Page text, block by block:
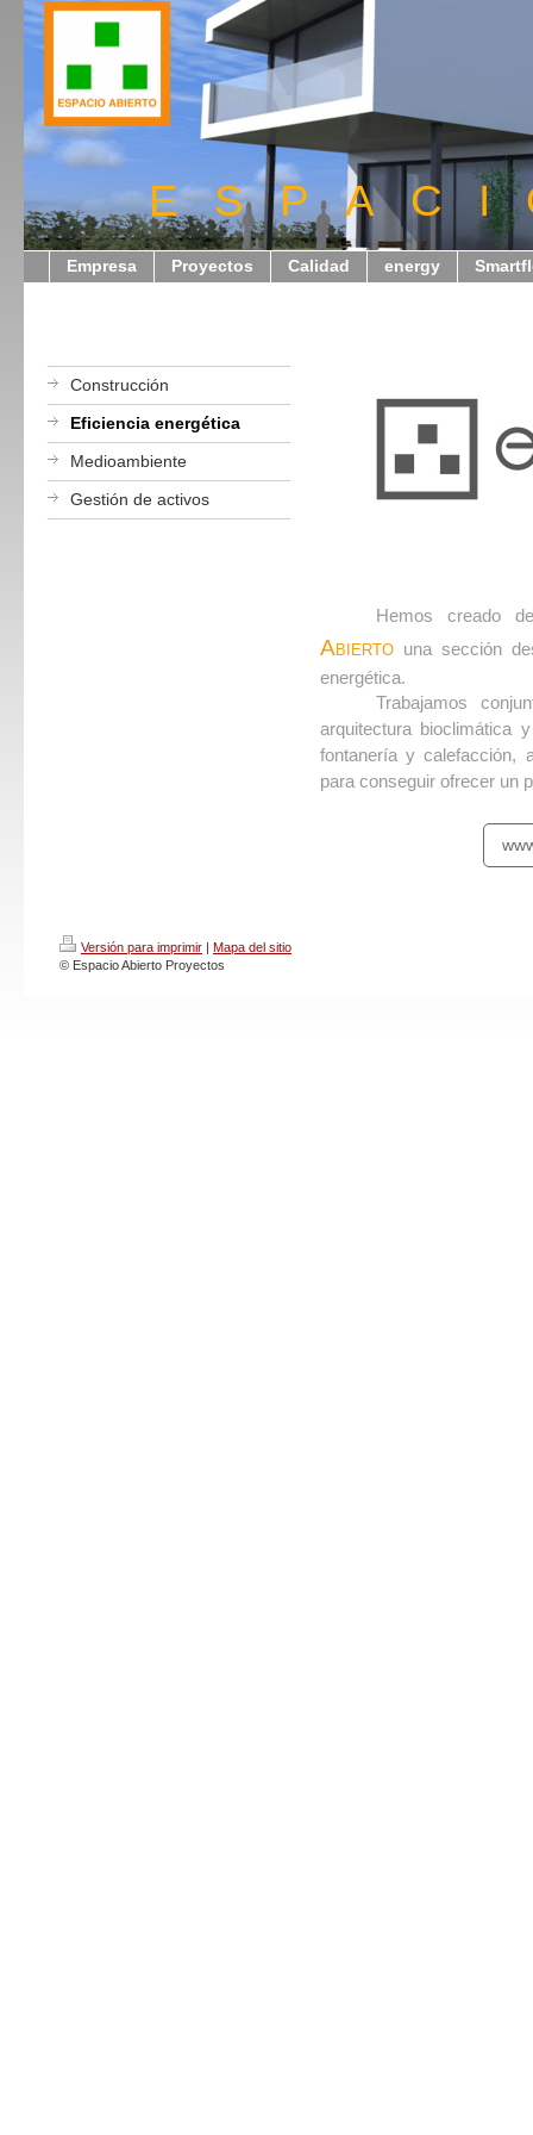
E S P A C
Empresa Proyectos Calidad energy
Construcción
Eficiencia energética
Medioambiente
Gestión de activos
Hemos creado
Abierto una sección
energética.
Trabajamos
arquitectura bioclimática
fontanería y calefacción,
para conseguir ofrecer un
Versión para imprimir | Mapa del sitio
© Espacio Abierto Proyectos